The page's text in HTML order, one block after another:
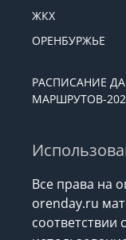
ЖКХ
ОРЕНБУРЖЬЕ
РАСПИСАНИЕ
МАРШРУТОВ-
Все права на
orenday.ru